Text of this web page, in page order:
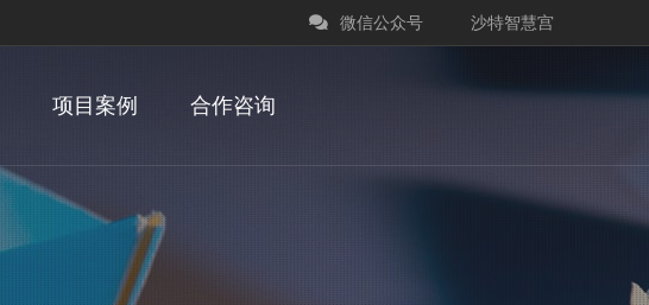
沙特智慧宫
微信公众号
项目案例 合作咨询